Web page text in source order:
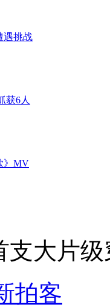
遇挑战
获6人
》MV
场
支大片
拍客